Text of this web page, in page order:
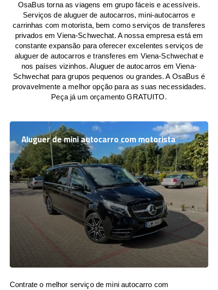
OsaBus torna as viagens em grupo fáceis e acessíveis.
Serviços de aluguer de autocarros, mini-autocarros e
carrinhas com motorista, bem como serviços de transferes
privados em Viena-Schwechat. A nossa empresa está em
constante expansão para oferecer excelentes serviços de
aluguer de autocarros e transferes em Viena-Schwechat e
nos países vizinhos. Aluguer de autocarros em Viena-
Schwechat para grupos pequenos ou grandes. A OsaBus é
provavelmente a melhor opção para as suas necessidades.
Peça já um orçamento GRATUITO.
Aluguer de mini autocarro com motorista
Contrate o melhor serviço de mini autocarro com